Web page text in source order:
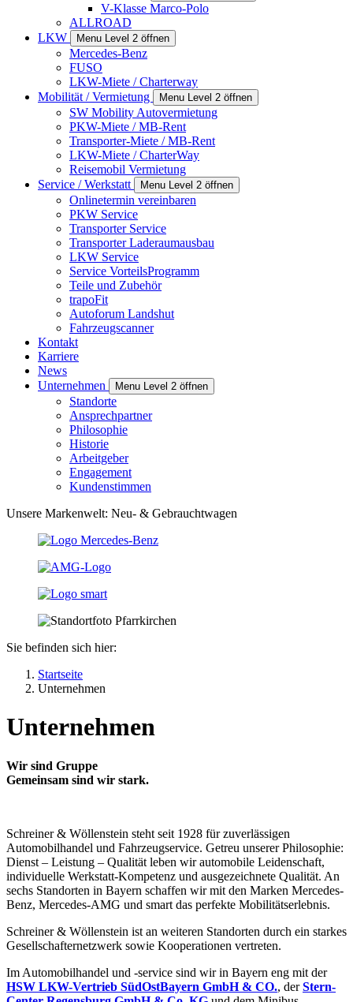
V-Klasse Marco-Polo
ALLROAD
LKW
Menu Level 2 öffnen
Mercedes-Benz
FUSO
LKW-Miete / Charterway
Mobilität / Vermietung
Menu Level 2 öffnen
SW Mobility Autovermietung
PKW-Miete / MB-Rent
Transporter-Miete / MB-Rent
LKW-Miete / CharterWay
Reisemobil Vermietung
Service / Werkstatt
Menu Level 2 öffnen
Onlinetermin vereinbaren
PKW Service
Transporter Service
Transporter Laderaumausbau
LKW Service
Service VorteilsProgramm
Teile und Zubehör
trapoFit
Autoforum Landshut
Fahrzeugscanner
Kontakt
Karriere
News
Unternehmen
Menu Level 2 öffnen
Standorte
Ansprechpartner
Philosophie
Historie
Arbeitgeber
Engagement
Kundenstimmen
Unsere Markenwelt: Neu- & Gebrauchtwagen
Sie befinden sich hier:
Startseite
Unternehmen
Unternehmen
Wir sind Gruppe
Gemeinsam sind wir stark.
Schreiner & Wöllenstein steht seit 1928 für zuverlässigen
Automobilhandel und Fahrzeugservice. Getreu unserer Philosophie:
Dienst – Leistung – Qualität leben wir automobile Leidenschaft,
individuelle Werkstatt-Kompetenz und ausgezeichnete Qualität. An
sechs Standorten in Bayern schaffen wir mit den Marken Mercedes-
Benz, Mercedes-AMG und smart das perfekte Mobilitätserlebnis.
Schreiner & Wöllenstein ist an weiteren Standorten durch ein starkes
Gesellschafternetzwerk sowie Kooperationen vertreten.
Im Automobilhandel und -service sind wir in Bayern eng mit der
HSW LKW-Vertrieb SüdOstBayern GmbH & CO., derStern-